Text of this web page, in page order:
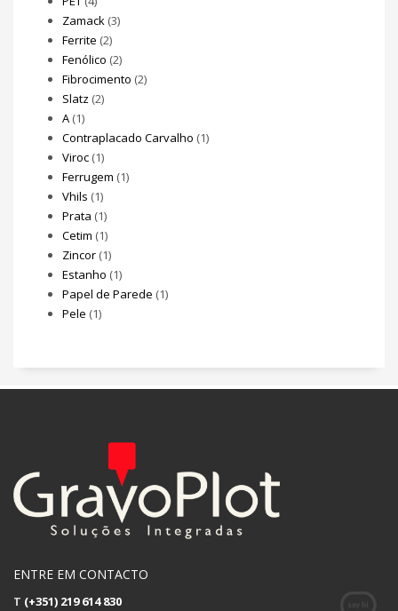
Zamack (3)
Ferrite (2)
Fenólico (2)
Fibrocimento (2)
Slatz (2)
A (1)
Contraplacado Carvalho (1)
Viroc (1)
Ferrugem (1)
Vhils (1)
Prata (1)
Cetim (1)
Zincor (1)
Estanho (1)
Papel de Parede (1)
Pele (1)
ENTRE EM CONTACTO
T (+351) 219 614 830